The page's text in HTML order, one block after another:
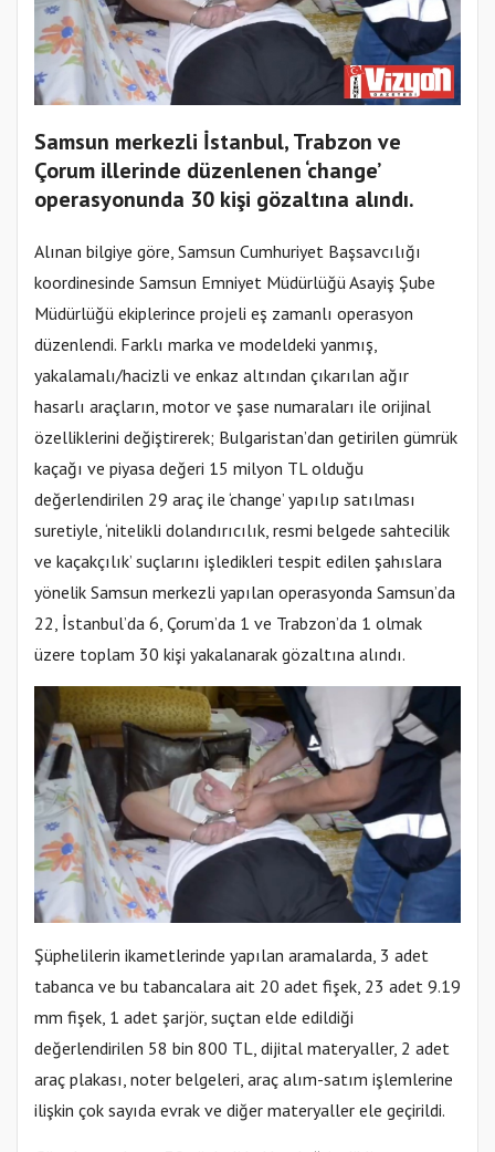
Samsun merkezli İstanbul, Trabzon ve
Çorum illerinde düzenlenen ‘change’
operasyonunda 30 kişi gözaltına alındı.
Alınan bilgiye göre, Samsun Cumhuriyet Başsavcılığı
koordinesinde Samsun Emniyet Müdürlüğü Asayiş Şube
Müdürlüğü ekiplerince projeli eş zamanlı operasyon
düzenlendi. Farklı marka ve modeldeki yanmış,
yakalamalı/hacizli ve enkaz altından çıkarılan ağır
hasarlı araçların, motor ve şase numaraları ile orijinal
özelliklerini değiştirerek; Bulgaristan’dan getirilen gümrük
kaçağı ve piyasa değeri 15 milyon TL olduğu
değerlendirilen 29 araç ile ‘change’ yapılıp satılması
suretiyle, ‘nitelikli dolandırıcılık, resmi belgede sahtecilik
ve kaçakçılık’ suçlarını işledikleri tespit edilen şahıslara
yönelik Samsun merkezli yapılan operasyonda Samsun’da
22, İstanbul’da 6, Çorum’da 1 ve Trabzon’da 1 olmak
üzere toplam 30 kişi yakalanarak gözaltına alındı.
Şüphelilerin ikametlerinde yapılan aramalarda, 3 adet
tabanca ve bu tabancalara ait 20 adet fişek, 23 adet 9.19
mm fişek, 1 adet şarjör, suçtan elde edildiği
değerlendirilen 58 bin 800 TL, dijital materyaller, 2 adet
araç plakası, noter belgeleri, araç alım-satım işlemlerine
ilişkin çok sayıda evrak ve diğer materyaller ele geçirildi.